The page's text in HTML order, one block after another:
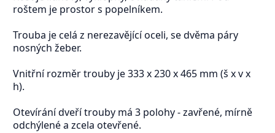
roštem je prostor s popelníkem.
Trouba je celá z nerezavějící oceli, se dvěma páry
nosných žeber.
Vnitřní rozměr trouby je 333 x 230 x 465 mm (š x v x
h).
Otevírání dveří trouby má 3 polohy - zavřené, mírně
odchýlené a zcela otevřené.